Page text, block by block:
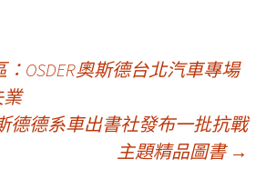
OSDER奧斯德台北汽車專場
德德系車出書社發布一批抗戰
主題精品圖書 →